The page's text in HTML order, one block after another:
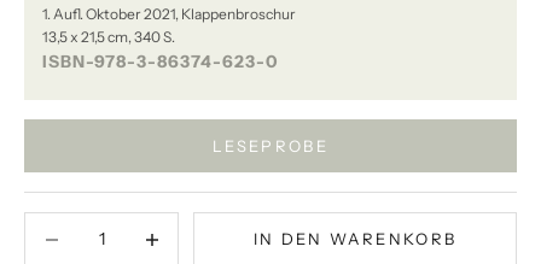
1. Aufl. Oktober 2021, Klappenbroschur
13,5 x 21,5 cm, 340 S.
ISBN-978-3-86374-623-0
LESEPROBE
IN DEN WARENKORB